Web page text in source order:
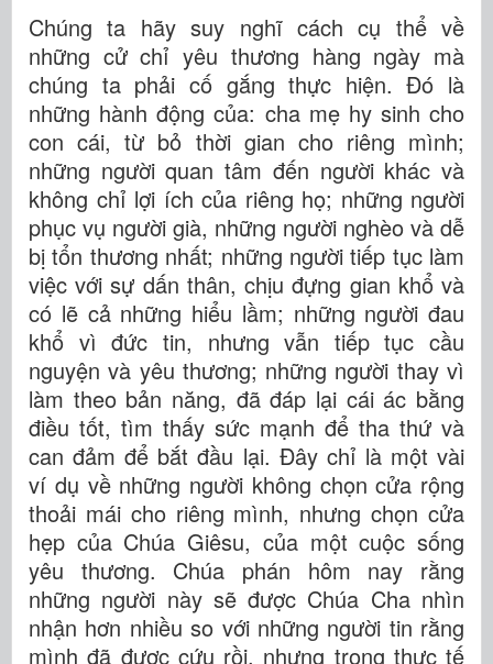
Chúng ta hãy suy nghĩ cách cụ thể về
những cử chỉ yêu thương hàng ngày mà
chúng ta phải cố gắng thực hiện. Đó là
những hành động của: cha mẹ hy sinh cho
con cái, từ bỏ thời gian cho riêng mình;
những người quan tâm đến người khác và
không chỉ lợi ích của riêng họ; những người
phục vụ người già, những người nghèo và dễ
bị tổn thương nhất; những người tiếp tục làm
việc với sự dấn thân, chịu đựng gian khổ và
có lẽ cả những hiểu lầm; những người đau
khổ vì đức tin, nhưng vẫn tiếp tục cầu
nguyện và yêu thương; những người thay vì
làm theo bản năng, đã đáp lại cái ác bằng
điều tốt, tìm thấy sức mạnh để tha thứ và
can đảm để bắt đầu lại. Đây chỉ là một vài
ví dụ về những người không chọn cửa rộng
thoải mái cho riêng mình, nhưng chọn cửa
hẹp của Chúa Giêsu, của một cuộc sống
yêu thương. Chúa phán hôm nay rằng
những người này sẽ được Chúa Cha nhìn
nhận hơn nhiều so với những người tin rằng
mình đã được cứu rồi, nhưng trong thực tế